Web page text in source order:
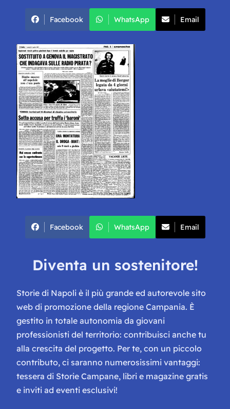
Facebook WhatsApp Email
Facebook WhatsApp Email
Diventa un sostenitore!
Storie di Napoli è il più grande ed autorevole sito
web di promozione della regione Campania. È
gestito in totale autonomia da giovani
professionisti del territorio: contribuisci anche tu
alla crescita del progetto. Per te, con un piccolo
contributo, ci saranno numerosissimi vantaggi:
tessera di Storie Campane, libri e magazine gratis
e inviti ad eventi esclusivi!